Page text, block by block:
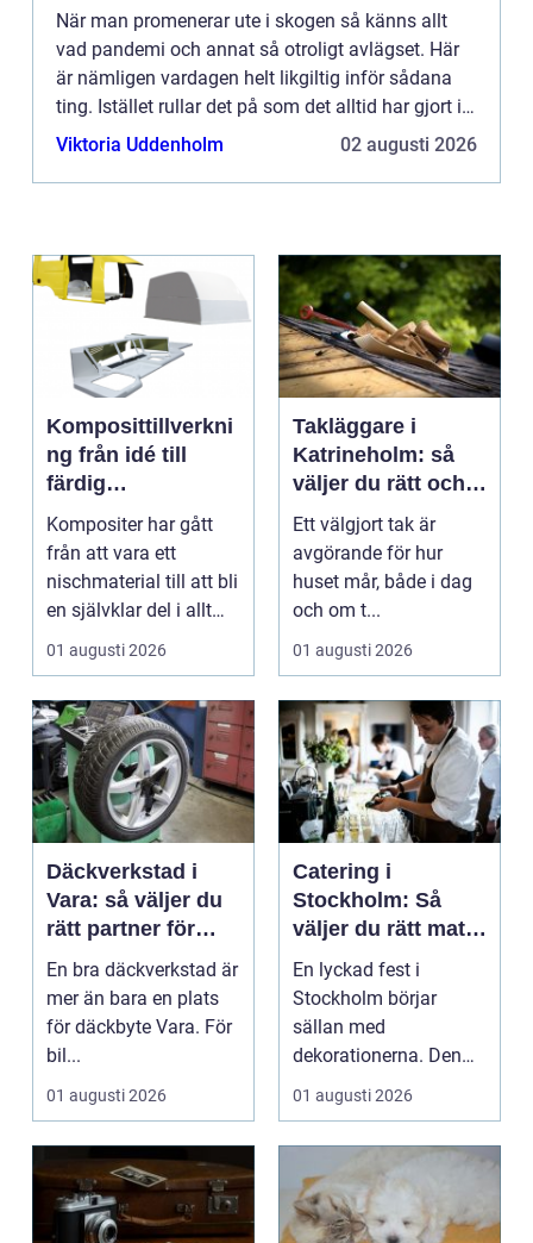
När man promenerar ute i skogen så känns allt
vad pandemi och annat så otroligt avlägset. Här
är nämligen vardagen helt likgiltig inför sådana
ting. Istället rullar det på som det alltid har gjort i
skogen – där död och pånyttfödelse ständigt
Viktoria Uddenholm 02 augusti 2026
Komposittillverkni
ng från idé till
färdig
högpresterande
produkt
Kompositer har gått
från att vara ett
nischmaterial till att bli
en självklar del i allt
från vindkr...
01 augusti 2026
Takläggare i
Katrineholm: så
väljer du rätt och
får ett tak som
håller
Ett välgjort tak är
avgörande för hur
huset mår, både i dag
och om t...
01 augusti 2026
Däckverkstad i
Vara: så väljer du
rätt partner för
säker körning året
runt
En bra däckverkstad är
mer än bara en plats
för däckbyte Vara. För
bil...
01 augusti 2026
Catering i
Stockholm: Så
väljer du rätt mat
till ditt evenemang
En lyckad fest i
Stockholm börjar
sällan med
dekorationerna. Den
börjar i köket....
01 augusti 2026